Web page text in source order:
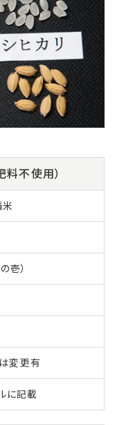
料不使用）
壱）
変更有
に記載